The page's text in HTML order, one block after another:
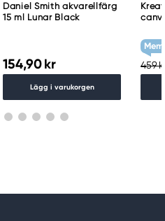
Daniel Smith akvarellfärg
15 ml Lunar Black
154,90 kr
Lägg i varukorgen
g/m²
459